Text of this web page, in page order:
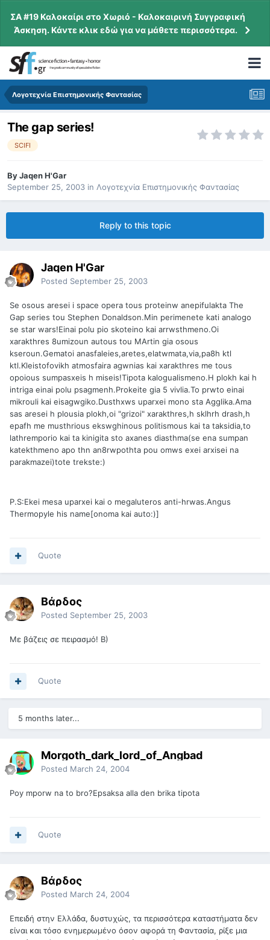
ΣΑ #19 Καλοκαίρι στο Χωριό - Καλοκαιρινή Συγγραφική
Άσκηση. Κάντε κλικ εδώ για να μάθετε περισσότερα.
Λογοτεχνία Επιστημονικής Φαντασίας
The gap series!
SCIFI
ByJaqen H'Gar
September 25, 2003 in Λογοτεχνία Επιστημονικής Φαντασίας
Reply to this topic
Jaqen H'Gar
Posted September 25, 2003
Se osous aresei i space opera tous proteinw anepifulakta The
Gap series tou Stephen Donaldson.Min perimenete kati analogo
se star wars!Einai polu pio skoteino kai arrwsthmeno.Oi
xarakthres 8umizoun autous tou MArtin gia osous
kseroun.Gematoi anasfaleies,aretes,elatwmata,via,pa8h ktl
ktl.Kleistofovikh atmosfaira agwnias kai xarakthres me tous
opoious sumpasxeis h miseis!Tipota kalogualismeno.H plokh kai h
intriga einai polu psagmenh.Prokeite gia 5 vivlia.To prwto einai
mikrouli kai eisagwgiko.Dusthxws uparxei mono sta Agglika.Ama
sas aresei h plousia plokh,oi "grizoi" xarakthres,h sklhrh drash,h
epafh me musthrious ekswghinous politismous kai ta taksidia,to
lathremporio kai ta kinigita sto axanes diasthma(se ena sumpan
katekthmeno apo thn an8rwpothta pou omws exei arxisei na
parakmazei)tote trekste:)
P.S:Ekei mesa uparxei kai o megaluteros anti-hrwas.Angus
Thermopyle his name[onoma kai auto:)]
Quote
Βάρδος
Posted September 25, 2003
Με βάζεις σε πειρασμό! B)
Quote
5 months later...
Morgoth_dark_lord_of_Angbad
Posted March 24, 2004
Poy mporw na to bro?Epsaksa alla den brika tipota
Quote
Βάρδος
Posted March 24, 2004
Επειδή στην Ελλάδα, δυστυχώς, τα περισσότερα καταστήματα δεν
είναι και τόσο ενημερωμένο όσον αφορά τη Φαντασία, ρίξε μια